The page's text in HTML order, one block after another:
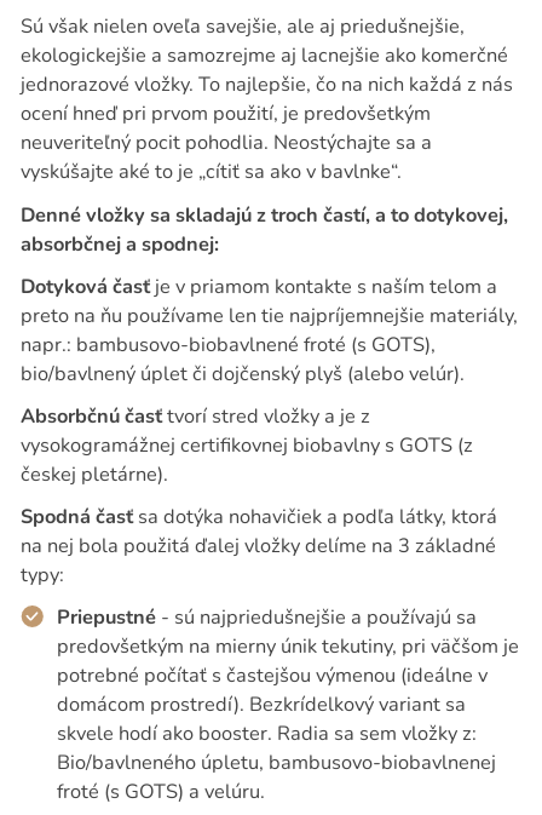
Sú však nielen oveľa savejšie, ale aj priedušnejšie,
ekologickejšie a samozrejme aj lacnejšie ako komerčné
jednorazové vložky. To najlepšie, čo na nich každá z nás
ocení hneď pri prvom použití, je predovšetkým
neuveriteľný pocit pohodlia. Neostýchajte sa a
vyskúšajte aké to je „cítiť sa ako v bavlnke“.
Denné vložky sa skladajú z troch častí, a to dotykovej,
absorbčnej a spodnej:
Dotyková časťje v priamom kontakte s naším telom a
preto na ňu používame len tie najpríjemnejšie materiály,
napr.: bambusovo-biobavlnené froté (s GOTS),
bio/bavlnený úplet či dojčenský plyš (alebo velúr).
Absorbčnú časťtvorí stred vložky a je z
vysokogramážnej certifikovnej biobavlny s GOTS (z
českej pletárne).
Spodná časťsa dotýka nohavičiek a podľa látky, ktorá
na nej bola použitá ďalej vložky delíme na 3 základné
typy:
Priepustné- sú najpriedušnejšie a používajú sa
predovšetkým na mierny únik tekutiny, pri väčšom je
potrebné počítať s častejšou výmenou (ideálne v
domácom prostredí). Bezkrídelkový variant sa
skvele hodí ako booster. Radia sa sem vložky z:
Bio/bavlneného úpletu, bambusovo-biobavlnenej
froté (s GOTS) a velúru.